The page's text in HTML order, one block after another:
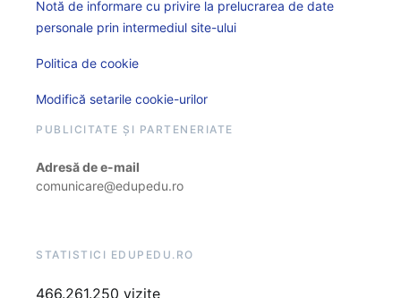
Notă de informare cu privire la prelucrarea de date
personale prin intermediul site-ului
Politica de cookie
Modifică setarile cookie-urilor
PUBLICITATE ȘI PARTENERIATE
Adresă de e-mail
comunicare@edupedu.ro
STATISTICI EDUPEDU.RO
466.261.250 vizite